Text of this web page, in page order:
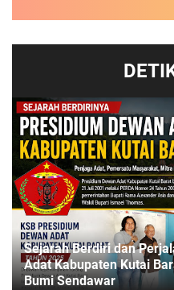
Sejarah Berdiri dan
Adat Kabupaten Kutai
Bumi Sendawar